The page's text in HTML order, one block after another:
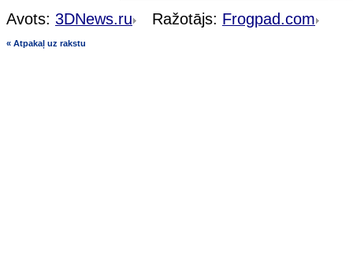
Avots: 3DNews.ru Ražotājs: Frogpad.com
« Atpakaļ uz rakstu